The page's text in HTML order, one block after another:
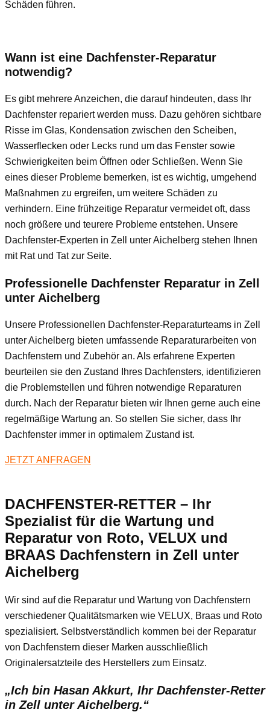
Schäden führen.
Wann ist eine Dachfenster-Reparatur
notwendig?
Es gibt mehrere Anzeichen, die darauf hindeuten, dass Ihr
Dachfenster repariert werden muss. Dazu gehören sichtbare
Risse im Glas, Kondensation zwischen den Scheiben,
Wasserflecken oder Lecks rund um das Fenster sowie
Schwierigkeiten beim Öffnen oder Schließen. Wenn Sie
eines dieser Probleme bemerken, ist es wichtig, umgehend
Maßnahmen zu ergreifen, um weitere Schäden zu
verhindern. Eine frühzeitige Reparatur vermeidet oft, dass
noch größere und teurere Probleme entstehen. Unsere
Dachfenster-Experten in Zell unter Aichelberg stehen Ihnen
mit Rat und Tat zur Seite.
Professionelle Dachfenster Reparatur in Zell
unter Aichelberg
Unsere Professionellen Dachfenster-Reparaturteams in Zell
unter Aichelberg bieten umfassende Reparaturarbeiten von
Dachfenstern und Zubehör an. Als erfahrene Experten
beurteilen sie den Zustand Ihres Dachfensters, identifizieren
die Problemstellen und führen notwendige Reparaturen
durch. Nach der Reparatur bieten wir Ihnen gerne auch eine
regelmäßige Wartung an. So stellen Sie sicher, dass Ihr
Dachfenster immer in optimalem Zustand ist.
JETZT ANFRAGEN
DACHFENSTER-RETTER – Ihr
Spezialist für die Wartung und
Reparatur von Roto, VELUX und
BRAAS Dachfenstern in Zell unter
Aichelberg
Wir sind auf die Reparatur und Wartung von Dachfenstern
verschiedener Qualitätsmarken wie VELUX, Braas und Roto
spezialisiert. Selbstverständlich kommen bei der Reparatur
von Dachfenstern dieser Marken ausschließlich
Originalersatzteile des Herstellers zum Einsatz.
„Ich bin Hasan Akkurt, Ihr Dachfenster-Retter
in Zell unter Aichelberg.“